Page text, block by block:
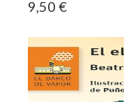
9,50 €